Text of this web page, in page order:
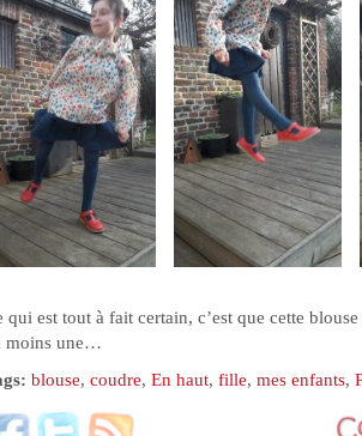
qui est tout à fait certain, c’est que cette
moins une…
blouse, coudre, En haut, fille, mes enfants,